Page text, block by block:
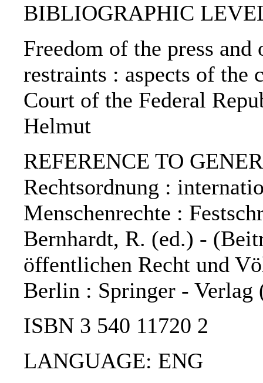
BIBLIOGRAPHIC
Freedom of the press
restraints : aspects of the
Court of the Federal
Helmut
REFERENCE TO
Rechtsordnung :
Menschenrechte :
Bernhardt, R. (ed.) -
öffentlichen Recht und
Berlin : Springer - Verlag
ISBN 3 540 11720 2
LANGUAGE: ENG